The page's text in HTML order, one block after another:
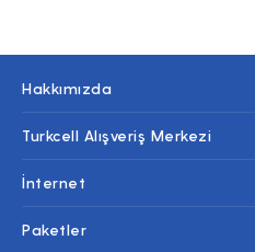
Hakkımızda
Turkcell Alışveriş Merkezi
İnternet
Paketler